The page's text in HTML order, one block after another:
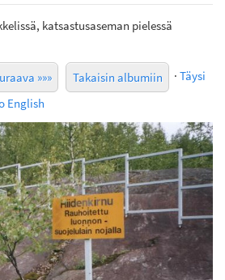
katsastusaseman pielessä
»»» Takaisin albumiin · Täysi
English